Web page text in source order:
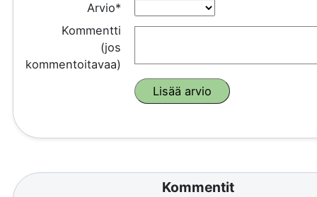
Arvio*
Kommentti
(jos
kommentoitavaa)
Kommentit